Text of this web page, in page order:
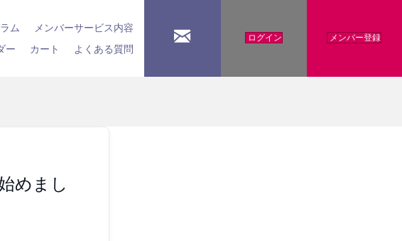
ム
メンバーサービス内容
ー
カート よくある質問
ログイン メンバー登録
めまし